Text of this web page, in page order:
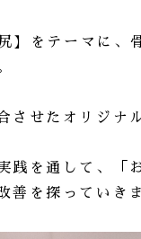
】をテーマに、
させたオリジナ
践を通して、「
善を探っていき